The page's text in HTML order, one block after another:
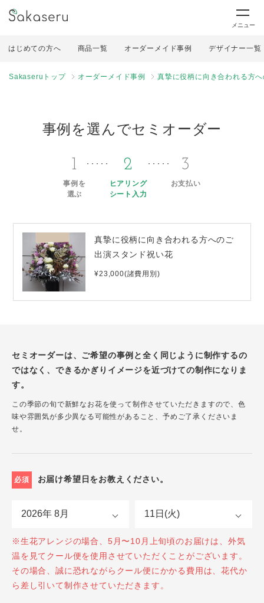
メニュー
はじめての方へ 商品一覧 オーダーメイド事例 デザイナー一覧
Sakaseruトップ オーダーメイド事例 真摯に役柄に向き合われる方
事例を選んでセミオーダー
1
事例を
選ぶ
2
ヒアリング
シート入力
3
お支払い
真摯に役柄に向き合われる方へのご
出演スタンド祝い花
¥23,000(諸費用別)
セミオーダーは、ご希望の事例と全く同じように制作するの
ではなく、できるかぎりイメージを近づけての制作になりま
す。
この季節の旬で新鮮なお花を使って制作させていただきますので、色
味や雰囲気が多少異なる可能性があること、予めご了承くださいま
せ。
必須 お届け希望日をお教えください。
※生花アレンジの場合、5月〜10月上旬頃のお届けは、外気
温を見てクール便を使用させていただくことがございます。
その場合、誠に恐れながらクール便にかかる費用は、花代か
ら差し引いて制作させていただきます。